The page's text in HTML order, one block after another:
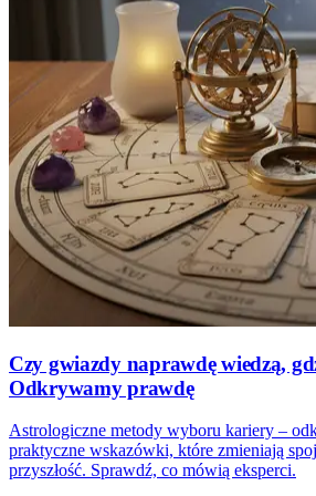
Czy gwiazdy naprawdę wiedzą,
Odkrywamy prawdę
Astrologiczne metody wyboru kariery –
praktyczne wskazówki, które zmieniają
przyszłość. Sprawdź, co mówią eksperci.